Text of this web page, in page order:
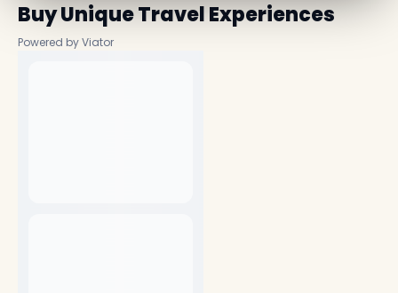
Buy Unique Travel Experiences
Powered by Viator